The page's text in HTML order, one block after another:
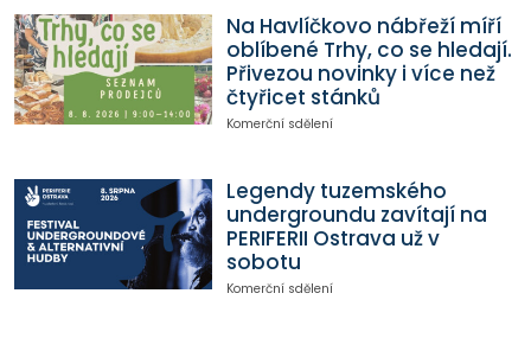
Na Havlíčkovo nábřeží míří
oblíbené Trhy, co se hledají.
Přivezou novinky i více než
čtyřicet stánků
Komerční sdělení
Legendy tuzemského
undergroundu zavítají na
PERIFERII Ostrava už v
sobotu
Komerční sdělení